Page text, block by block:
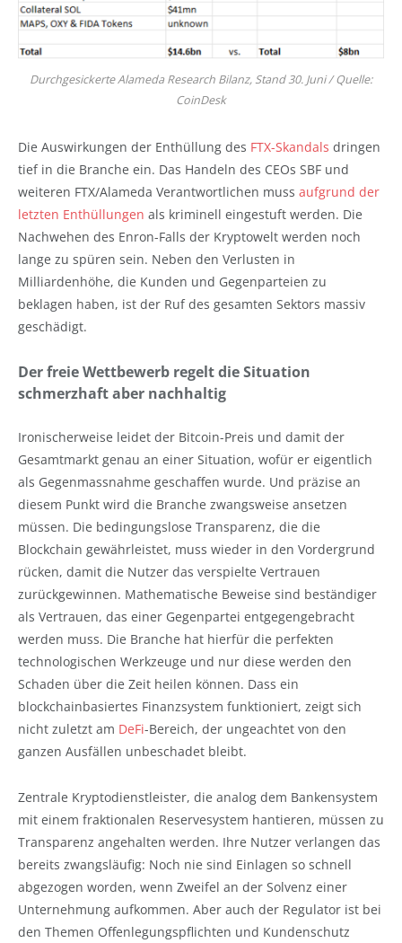
Durchgesickerte Alameda Research Bilanz, Stand 30. Juni / Quelle:
CoinDesk
Die Auswirkungen der Enthüllung des FTX-Skandals dringen
tief in die Branche ein. Das Handeln des CEOs SBF und
weiteren FTX/Alameda Verantwortlichen muss aufgrund der
letzten Enthüllungen als kriminell eingestuft werden. Die
Nachwehen des Enron-Falls der Kryptowelt werden noch
lange zu spüren sein. Neben den Verlusten in
Milliardenhöhe, die Kunden und Gegenparteien zu
beklagen haben, ist der Ruf des gesamten Sektors massiv
geschädigt.
Der freie Wettbewerb regelt die Situation
schmerzhaft aber nachhaltig
Ironischerweise leidet der Bitcoin-Preis und damit der
Gesamtmarkt genau an einer Situation, wofür er eigentlich
als Gegenmassnahme geschaffen wurde. Und präzise an
diesem Punkt wird die Branche zwangsweise ansetzen
müssen. Die bedingungslose Transparenz, die die
Blockchain gewährleistet, muss wieder in den Vordergrund
rücken, damit die Nutzer das verspielte Vertrauen
zurückgewinnen. Mathematische Beweise sind beständiger
als Vertrauen, das einer Gegenpartei entgegengebracht
werden muss. Die Branche hat hierfür die perfekten
technologischen Werkzeuge und nur diese werden den
Schaden über die Zeit heilen können. Dass ein
blockchainbasiertes Finanzsystem funktioniert, zeigt sich
nicht zuletzt am DeFi-Bereich, der ungeachtet von den
ganzen Ausfällen unbeschadet bleibt.
Zentrale Kryptodienstleister, die analog dem Bankensystem
mit einem fraktionalen Reservesystem hantieren, müssen zu
Transparenz angehalten werden. Ihre Nutzer verlangen das
bereits zwangsläufig: Noch nie sind Einlagen so schnell
abgezogen worden, wenn Zweifel an der Solvenz einer
Unternehmung aufkommen. Aber auch der Regulator ist bei
den Themen Offenlegungspflichten und Kundenschutz